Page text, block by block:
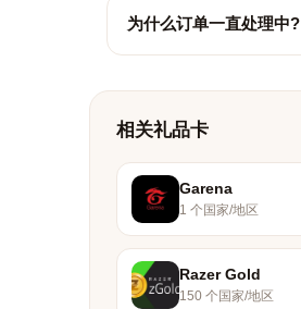
为什么订单一直处理中?
相关礼品卡
Garena
1 个国家/地区
Razer Gold
150 个国家/地区